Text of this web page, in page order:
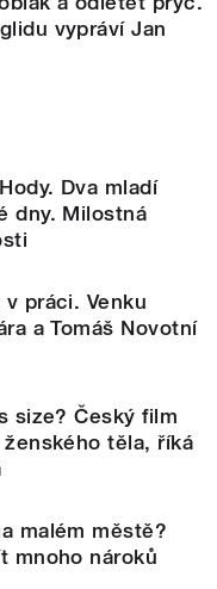
vypráví Jan
Dva mladí
dny. Milostná
práci. Venku
a Tomáš Novotní
size? Český film
těla, říká
malém městě?
mnoho nároků